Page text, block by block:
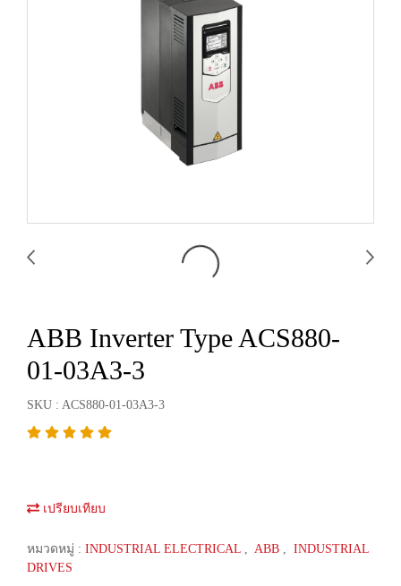
ABB Inverter Type ACS880-
01-03A3-3
SKU : ACS880-01-03A3-3
เปรียบเทียบ
หมวดหมู่ : INDUSTRIAL ELECTRICAL , ABB , INDUSTRIAL
DRIVES